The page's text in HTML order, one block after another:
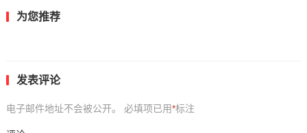
为您推荐
发表评论
电子邮件地址不会被公开。 必填项已用*标注